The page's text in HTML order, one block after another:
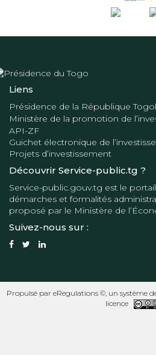
Liens
Présidence de la République
Ministère de la promotion de
API-ZF
Guichet électronique de
Projets d’investissement
Découvrir Service-public.tg ?
Service-public.gouv.tg est le
démarches et formalités
proposé par le Ministère de
Suivez-nous sur :
Propulsé par eRegulations ©, un système
licence